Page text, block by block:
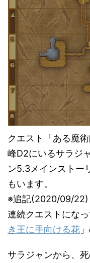
クエスト「ある魔
峰D2にいるサラジ
ン5.3メインストー
もいます。
※追記(2020/09/22)
連続クエストにな
き王に手向ける花
サラジャンから、